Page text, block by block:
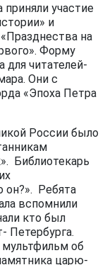
участие
и
на
Форму
для читателей-
Они с
«Эпоха Петра
России было
Библиотекарь
он?». Ребята
вспомнили
кто был
Петербурга.
об
царю-